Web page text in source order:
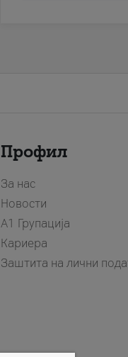
Профил
За нас
Новости
А1 Групација
Кариера
Заштита на лични